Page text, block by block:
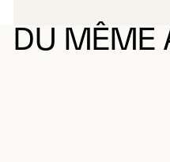
DU MÊME